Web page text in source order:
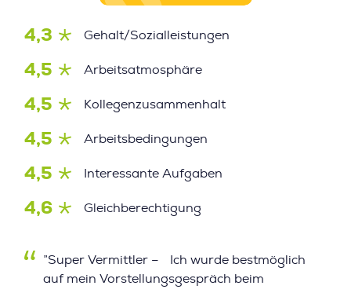
4,3 Gehalt/Sozialleistungen
4,5 Arbeitsatmosphäre
4,5 Kollegenzusammenhalt
4,5 Arbeitsbedingungen
4,5 Interessante Aufgaben
4,6 Gleichberechtigung
”Super Vermittler – Ich wurde bestmöglich
auf mein Vorstellungsgespräch beim